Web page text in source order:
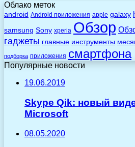
Облако меток
android Android приложения apple galaxy
samsung Sony xperia Обзор
гаджеты главные инструменты
подборка приложения смартфона
Популярные новости
19.06.2019
Skype Qik: новый
Microsoft
08.05.2020